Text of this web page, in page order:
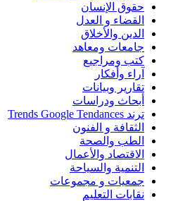
حقوق الإنسان
القضاء و العدل
الدين والأخلاق
جامعات ومعاهد
كتب ومراجيع
آراء وأفكار
تقارير وبيانات
أبحاث ودراسات
ترند Trends Google Tendances
الثقافة و الفنون
الطب والصحة
الاقتصاد والأعمال
التنمية والسياحة
جمعيات و مجموعات
نقابات التعليم